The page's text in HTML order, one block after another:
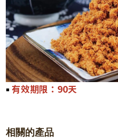
￭ 有效期限：90天
相關的產品